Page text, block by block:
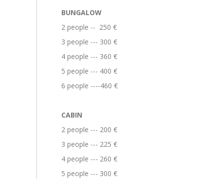
BUNGALOW
2 people -- 250 €
3 people --- 300 €
4 people --- 360 €
5 people --- 400 €
6 people ----460 €
CABIN
2 people --- 200 €
3 people --- 225 €
4 people --- 260 €
5 people --- 300 €